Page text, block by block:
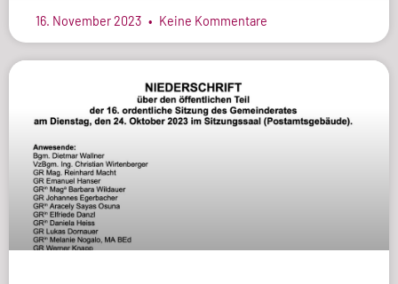
16. November 2023 Keine Kommentare